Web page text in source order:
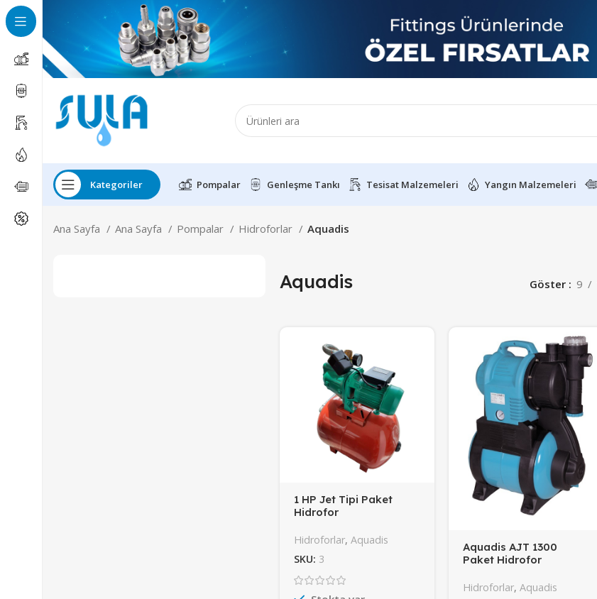
Kategoriler Pompalar Genleşme Tankı Tesisat Malzemeleri Yangın Malzemeleri
Ana Sayfa Ana Sayfa Pompalar Hidroforlar Aquadis
Aquadis Göster 9
1 HP Jet Tipi Paket
Hidrofor
Hidroforlar, Aquadis
SKU: 3
Aquadis AJT 1300
Paket Hidrofor
Hidroforlar,Aquadis